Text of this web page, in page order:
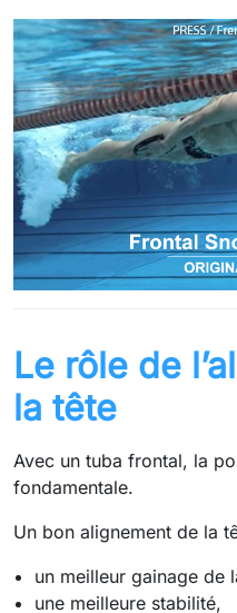
Le rôle de
la tête
Avec un tuba frontal, la
fondamentale.
Un bon alignement de la
un meilleur gainage de
une meilleure stabilité,